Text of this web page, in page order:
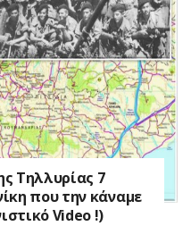
Τηλλυρίας 7
που την κάναμε
Video !)